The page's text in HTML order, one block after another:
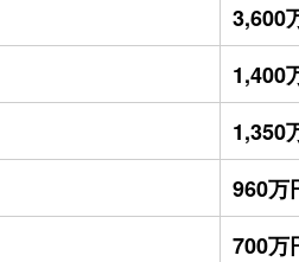
3,600
1,400
1,350
960万
700万